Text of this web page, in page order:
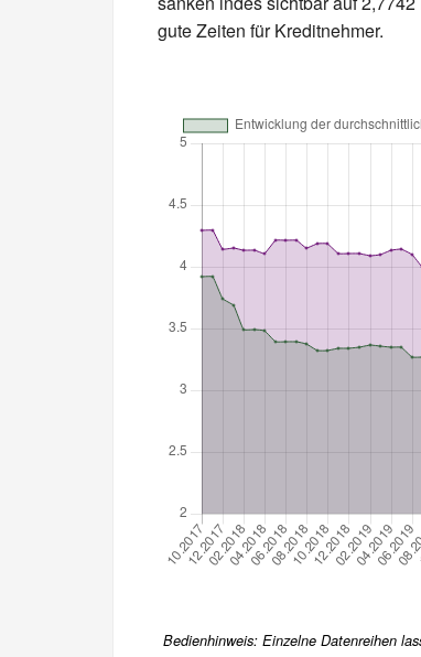
gute Zeiten für Kreditnehmer.
Bedienhinweis: Einzelne Datenreihen